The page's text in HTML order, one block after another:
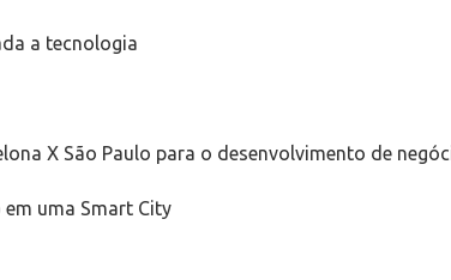
a tecnologia
X São Paulo para o desenvolvimento de
uma Smart City